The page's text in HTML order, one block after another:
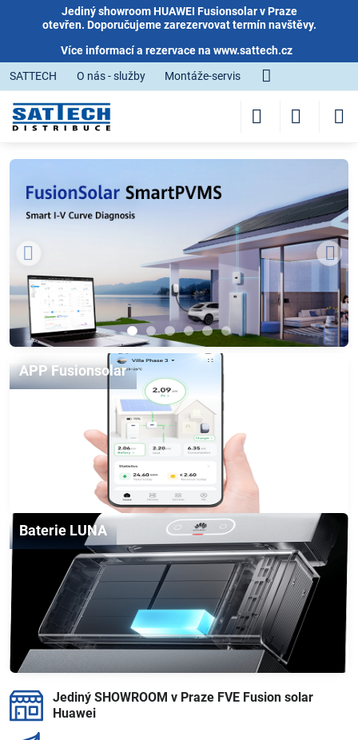
Jediný showroom HUAWEI Fusionsolar v Praze
otevřen. Doporučujeme zarezervovat termín navštěvy.
Více informací a rezervace na www.sattech.cz
SATTECH
O nás - služby Montáže-servis
APP Fusionsolar
Baterie LUNA
Jediný SHOWROOM v Praze FVE Fusion solar
Huawei